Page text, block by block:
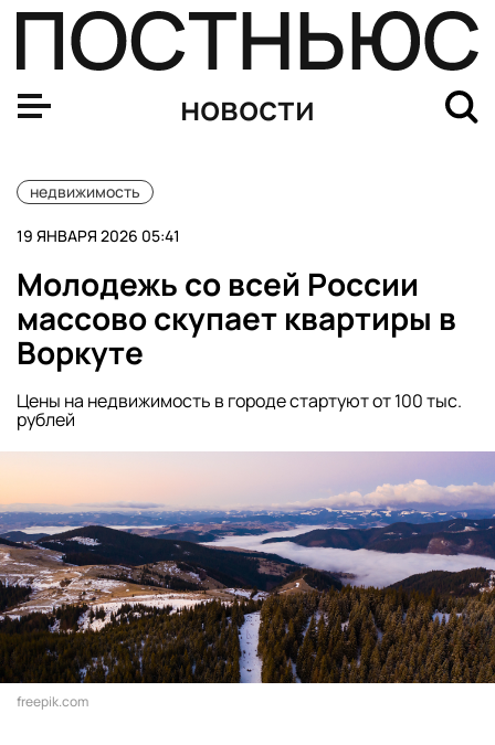
новости
недвижимость
19 ЯНВАРЯ 2026 05:41
Молодежь со всей России
массово скупает квартиры в
Воркуте
Цены на недвижимость в городе стартуют от 100 тыс.
рублей
freepik.com
В Петербурге за декабрь ввели в эксплуатацию почти